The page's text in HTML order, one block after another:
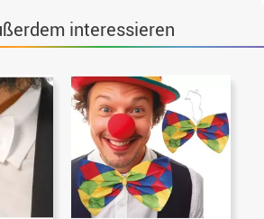
interessieren